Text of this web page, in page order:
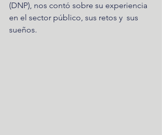
(DNP), nos contó sobre su experiencia
en el sector público, sus retos y  sus
sueños.